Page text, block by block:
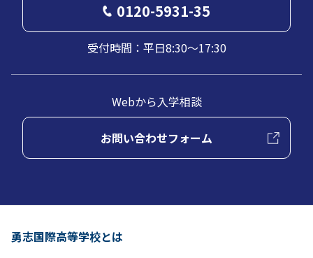
0120-5931-35
受付時間：平日8:30～17:30
Webから入学相談
お問い合わせフォーム
勇志国際高等学校とは